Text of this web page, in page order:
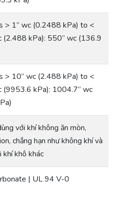
> 1” wc (0.2488 kPa) to <
(2.488 kPa): 550” wc (136.9
> 10” wc (2.488 kPa) to <
(9953.6 kPa): 1004.7” wc
với khí không ăn mòn,
chẳng hạn như không khí và
khí khô khác
| UL 94 V-0